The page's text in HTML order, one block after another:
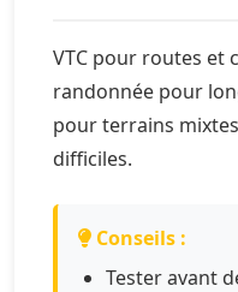
VTC pour routes et
randonnée pour
pour terrains
difficiles.
Conseils :
Tester avant